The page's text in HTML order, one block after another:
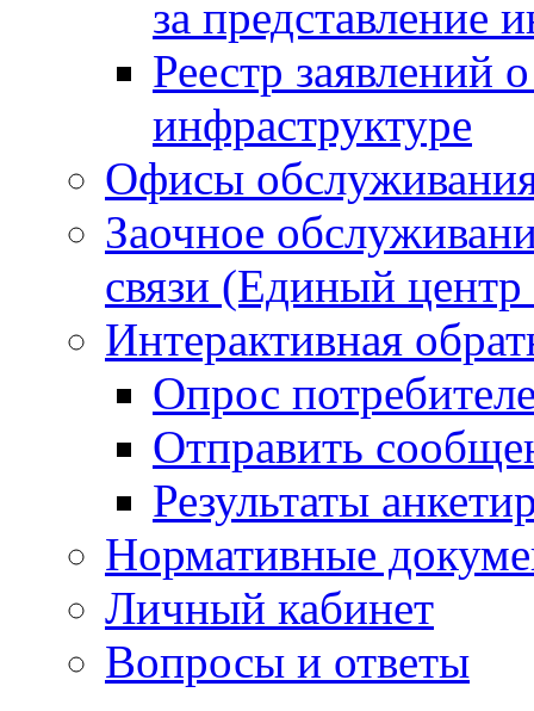
за представление
Реестр заявлений
инфраструктуре
Офисы
Заочное
связи (Единый
Интерактивная
Опрос
Отправить
Результаты
Нормативные
Личный кабинет
Вопросы и ответы